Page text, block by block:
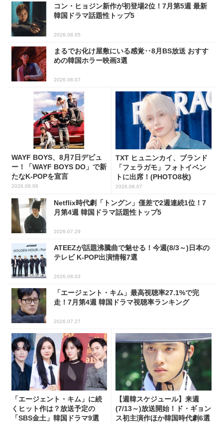
コン・ヒョジン新作が初登場2位！7月第5週 最新
韓国ドラマ話題性トップ5
2026.08.05
まるでお化け屋敷にいる感覚‥8月BS放送 おすす
めの韓国ホラー映画3選
2026.08.07
WAYF BOYS、8月7日デビュ
ー！「WAYF BOYS DO」で新
たなK-POPを宣言
2026.08.06
TXT ヒュニンカイ、ブランド
「フェラガモ」フォトイベン
トに出席！(PHOTO8枚)
2026.08.07
Netflix時代劇「トングン」僅差で2週連続1位！7
月第4週 韓国ドラマ話題性トップ5
2026.07.29
ATEEZが話題沸騰曲で魅せる！今週(8/3～)日本の
テレビ K-POP出演情報7選
2026.08.03
「エージェント・キム」最高視聴率27.1%で完
走！7月第4週 韓国ドラマ視聴率ランキング
2026.07.27
「エージェント・キム」に続
くヒット作は？放送予定の
「SBS金土」韓国ドラマ9選
【週韓スケジュール】来週
(7/13～)放送開始！ド・ギョン
ス初主演作ほか韓国時代劇6選